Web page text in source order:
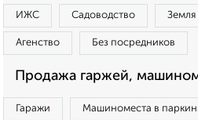
ИЖС Садоводство
Агенство Без посредников
Продажа гаржей,
Гаражи Машиноместа в